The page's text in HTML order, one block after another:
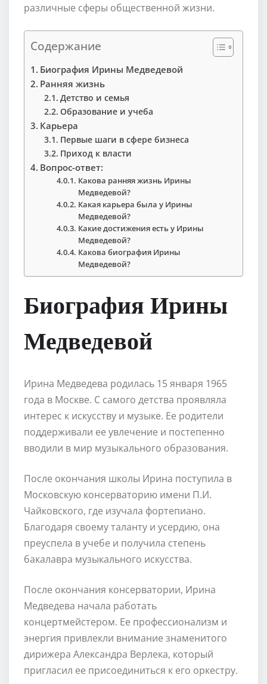
различные сферы общественной жизни.
Содержание
Биография Ирины Медведевой
Ранняя жизнь
Детство и семья
Образование и учеба
Карьера
Первые шаги в сфере бизнеса
Приход к власти
Вопрос-ответ:
Какова ранняя жизнь Ирины
Медведевой?
Какая карьера была у Ирины
Медведевой?
Какие достижения есть у Ирины
Медведевой?
Какова биография Ирины
Медведевой?
Биография Ирины
Медведевой
Ирина Медведева родилась 15 января 1965
года в Москве. С самого детства проявляла
интерес к искусству и музыке. Ее родители
поддерживали ее увлечение и постепенно
вводили в мир музыкального образования.
После окончания школы Ирина поступила в
Московскую консерваторию имени П.И.
Чайковского, где изучала фортепиано.
Благодаря своему таланту и усердию, она
преуспела в учебе и получила степень
бакалавра музыкального искусства.
После окончания консерватории, Ирина
Медведева начала работать
концертмейстером. Ее профессионализм и
энергия привлекли внимание знаменитого
дирижера Александра Верлека, который
пригласил ее присоединиться к его оркестру.